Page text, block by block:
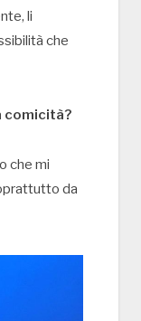
li
che
comicità?
che mi
da